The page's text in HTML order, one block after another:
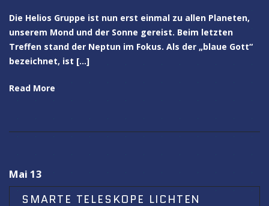
Die Helios Gruppe ist nun erst einmal zu allen Planeten,
unserem Mond und der Sonne gereist. Beim letzten
Treffen stand der Neptun im Fokus. Als der „blaue Gott“
bezeichnet, ist […]
Read More
Mai 13
SMARTE TELESKOPE LICHTEN